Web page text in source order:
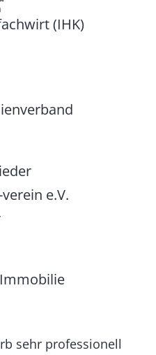
(IHK)
e.V.
sehr professionell